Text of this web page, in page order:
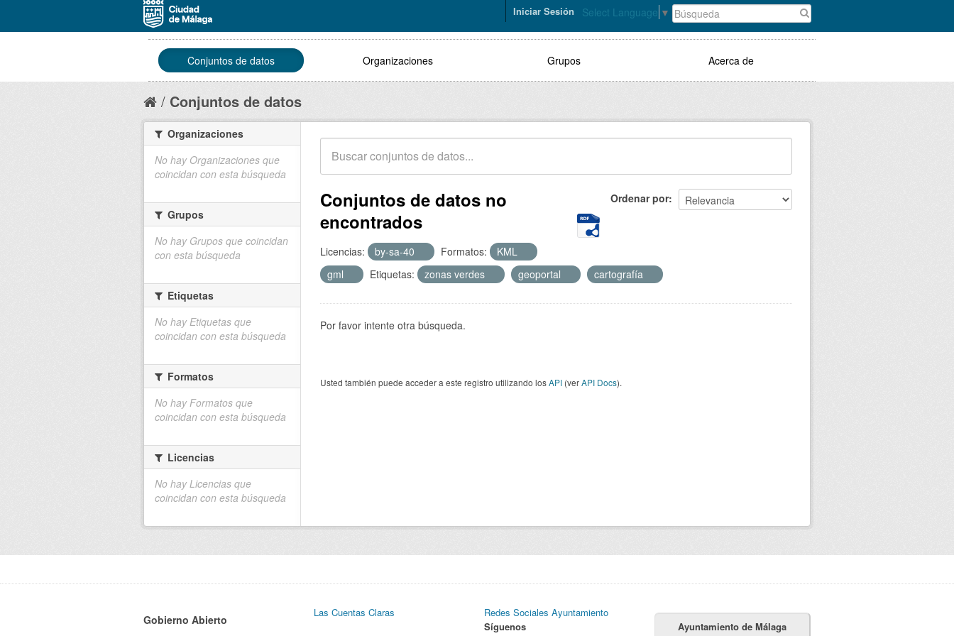
Select Language ▼
Iniciar Sesión
Conjuntos de datos Organizaciones Grupos Acerca de
Conjuntos de datos
Ordenar por
Conjuntos de datos no
encontrados
Licencias: by-sa-40 Formatos:
KML
gml
Etiquetas: zonas verdes geoportal cartografía
Por favor intente otra búsqueda.
Usted también puede acceder a este registro utilizando losAPI (verAPI Docs).
Organizaciones
No hay Organizaciones que
coincidan con esta búsqueda
Grupos
No hay Grupos que coincidan
con esta búsqueda
Etiquetas
No hay Etiquetas que
coincidan con esta búsqueda
Formatos
No hay Formatos que
coincidan con esta búsqueda
Licencias
No hay Licencias que
coincidan con esta búsqueda
Gobierno Abierto
Las Cuentas Claras
Redes Sociales Ayuntamiento
Síguenos
Ayuntamiento de Málaga